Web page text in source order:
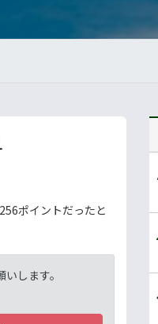
ポイントだったと
いします。